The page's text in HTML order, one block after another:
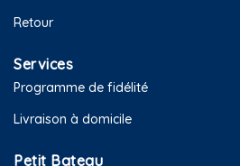
Retour
Services
Programme de fidélité
Livraison à domicile
Petit Bateau